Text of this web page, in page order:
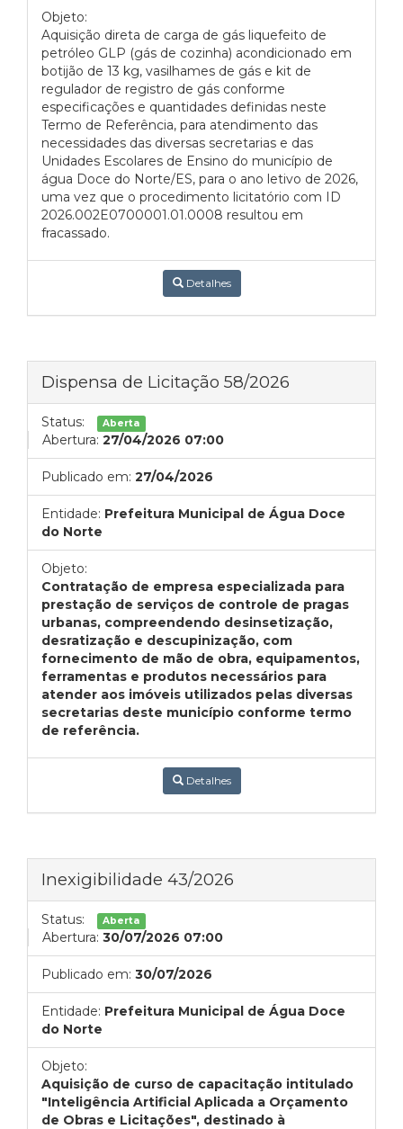
Objeto:
Aquisição direta de carga de gás liquefeito de
petróleo GLP (gás de cozinha) acondicionado em
botijão de 13 kg, vasilhames de gás e kit de
regulador de registro de gás conforme
especificações e quantidades definidas neste
Termo de Referência, para atendimento das
necessidades das diversas secretarias e das
Unidades Escolares de Ensino do município de
água Doce do Norte/ES, para o ano letivo de 2026,
uma vez que o procedimento licitatório com ID
2026.002E0700001.01.0008 resultou em
fracassado.
Detalhes
Dispensa de Licitação 58/2026
Status: Aberta
Abertura: 27/04/2026 07:00
Publicado em: 27/04/2026
Entidade: Prefeitura Municipal de Água Doce
do Norte
Objeto:
Contratação de empresa especializada para
prestação de serviços de controle de pragas
urbanas, compreendendo desinsetização,
desratização e descupinização, com
fornecimento de mão de obra, equipamentos,
ferramentas e produtos necessários para
atender aos imóveis utilizados pelas diversas
secretarias deste município conforme termo
de referência.
Detalhes
Inexigibilidade 43/2026
Status: Aberta
Abertura: 30/07/2026 07:00
Publicado em: 30/07/2026
Entidade: Prefeitura Municipal de Água Doce
do Norte
Objeto:
Aquisição de curso de capacitação intitulado
"Inteligência Artificial Aplicada a Orçamento
de Obras e Licitações", destinado à